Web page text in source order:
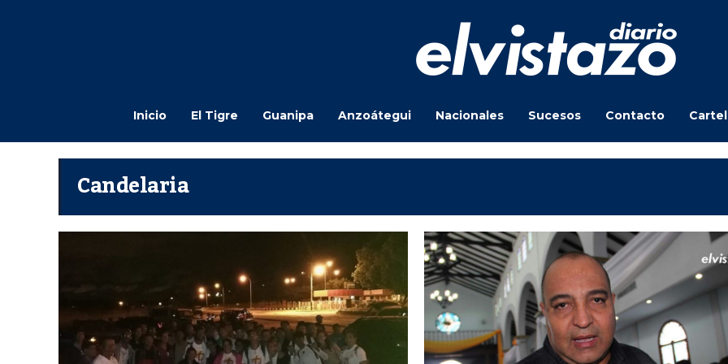
Inicio El Tigre Guanipa Anzoátegui Nacionales Sucesos Contacto
Candelaria